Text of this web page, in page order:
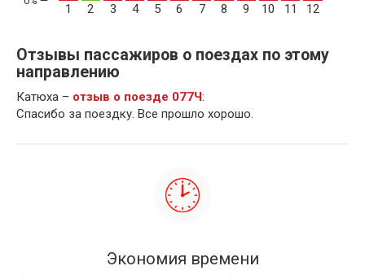
1 2 3 4 5 6 7 8 9 10 11 12
Отзывы пассажиров о поездах по этому
направлению
Катюха – отзыв о поезде 077Ч:
Спасибо за поездку. Все прошло хорошо.
Экономия времени